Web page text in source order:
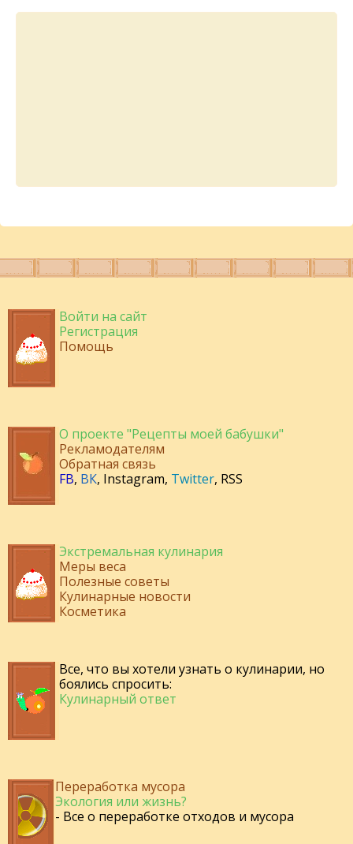
Войти на сайт
Регистрация
Помощь
О проекте "Рецепты моей бабушки"
Рекламодателям
Обратная связь
FB, ВК, Instagram, Twitter, RSS
Экстремальная кулинария
Меры веса
Полезные советы
Кулинарные новости
Косметика
Все, что вы хотели узнать о кулинарии, но
боялись спросить:
Кулинарный ответ
Переработка мусора
Экология или жизнь?
- Все о переработке отходов и мусора